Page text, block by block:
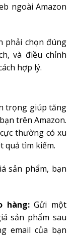
ngoài Amazon
phải chọn đúng
và điều chỉnh
hợp lý.
trọng giúp tăng
trên Amazon.
thường có xu
quả tìm kiếm.
sản phẩm, bạn
hàng:Gửi một
sản phẩm sau
email của bạn